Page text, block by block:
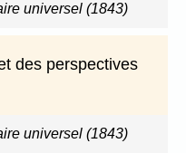
universel (1843)
des perspectives
universel (1843)